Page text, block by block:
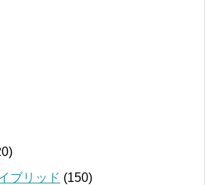
ブリッド (150)